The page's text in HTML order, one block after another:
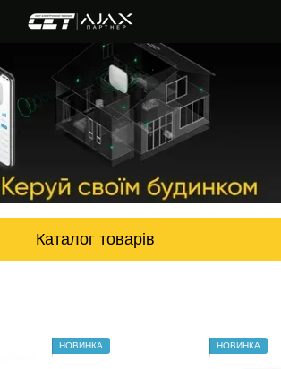
Каталог товарів
НОВИНКА НОВИНКА